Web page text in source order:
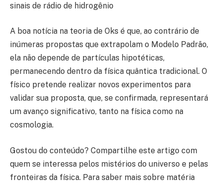
sinais de rádio de hidrogênio
A boa notícia na teoria de Oks é que, ao contrário de
inúmeras propostas que extrapolam o Modelo Padrão,
ela não depende de partículas hipotéticas,
permanecendo dentro da física quântica tradicional. O
físico pretende realizar novos experimentos para
validar sua proposta, que, se confirmada, representará
um avanço significativo, tanto na física como na
cosmologia.
Gostou do conteúdo? Compartilhe este artigo com
quem se interessa pelos mistérios do universo e pelas
fronteiras da física. Para saber mais sobre matéria